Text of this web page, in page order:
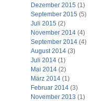
Dezember 2015 (1)
September 2015 (5)
Juli 2015 (2)
November 2014(4)
September 2014(4)
August 2014(3)
Juli 2014(1)
Mai 2014(2)
März 2014(1)
Februar 2014(3)
November 2013 (1)